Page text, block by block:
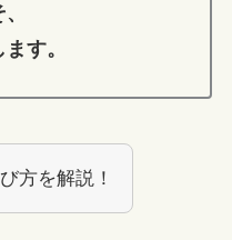
す。
方を解説！